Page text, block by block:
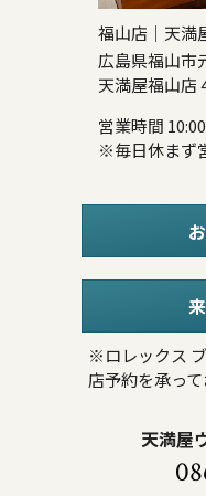
福山店｜天満
広島県福山市
天満屋福山店
営業時間
※毎日休まず
※ロレックス
店予約を承っ
天満屋